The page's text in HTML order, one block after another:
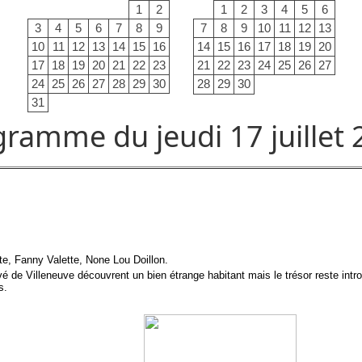
1
2
3
4 5 6 7 8
9
10
11 12 13 14 15 16
17 18 19 20 21 22 23
24 25 26 27 28 29 30
31
1 2 3 4 5
6
7
8 9 10 11 12 13
14 15 16 17 18 19 20
21
22 23 24 25 26 27
28 29 30
du jeudi 17 juillet